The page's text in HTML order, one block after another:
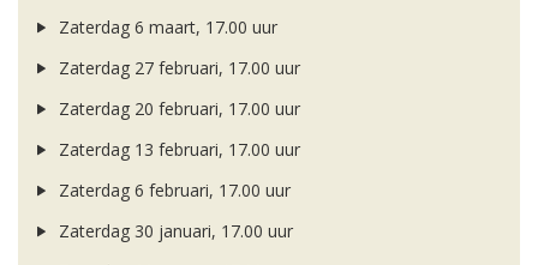
Zaterdag 6 maart, 17.00 uur
Zaterdag 27 februari, 17.00 uur
Zaterdag 20 februari, 17.00 uur
Zaterdag 13 februari, 17.00 uur
Zaterdag 6 februari, 17.00 uur
Zaterdag 30 januari, 17.00 uur